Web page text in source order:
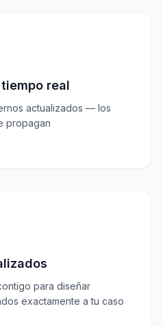
real
actualizados — los
propagan
para diseñar
exactamente a tu caso